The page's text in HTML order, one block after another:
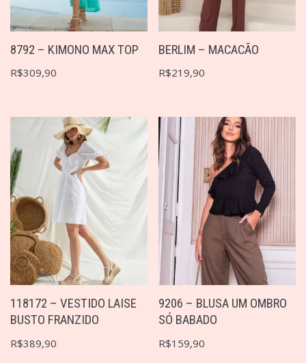
8792 – KIMONO MAX TOP
R$309,90
BERLIM – MACACÃO
R$219,90
118172 – VESTIDO LAISE
BUSTO FRANZIDO
R$389,90
9206 – BLUSA UM OMBRO
SÓ BABADO
R$159,90